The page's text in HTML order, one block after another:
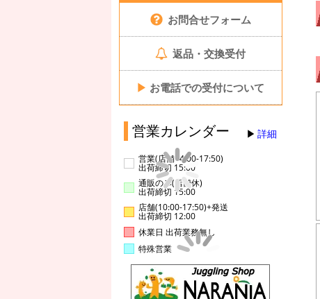
お問合せフォーム
返品・交換受付
▶ お電話での受付について
営業カレンダー 詳細
営業(店舗14:00-17:50)
出荷締切 15:00
通販のみ(店舗休)
出荷締切 15:00
店舗(10:00-17:50)+発送
出荷締切 12:00
休業日 出荷業務無し
特殊営業